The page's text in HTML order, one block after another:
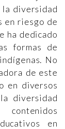
diversidad
en riesgo de
ha dedicado
formas de
No
de este
en diversos
diversidad
en